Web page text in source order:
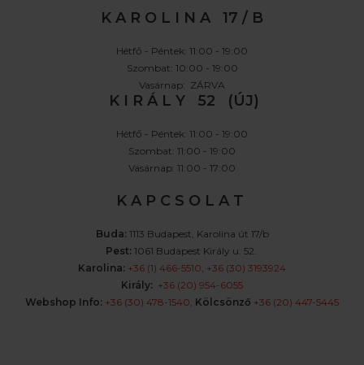
K A R O L I N A 17 / B
Hétfő - Péntek: 11:00 - 19:00
Szombat: 10:00 - 19:00
Vasárnap: ZÁRVA
K I R Á L Y 52 (ÚJ)
Hétfő - Péntek: 11:00 - 19:00
Szombat: 11:00 - 19:00
Vasárnap: 11:00 - 17:00
K A P C S O L A T
Buda: 1113 Budapest, Karolina út 17/b
Pest: 1061 Budapest Király u. 52.
Karolina: +36 (1) 466-5510 +36 (30) 3193924
Király: +36 (20) 954-6055
Webshop Info: +36 (30) 478-1540 Kölcsönző +36 (20) 447-5445